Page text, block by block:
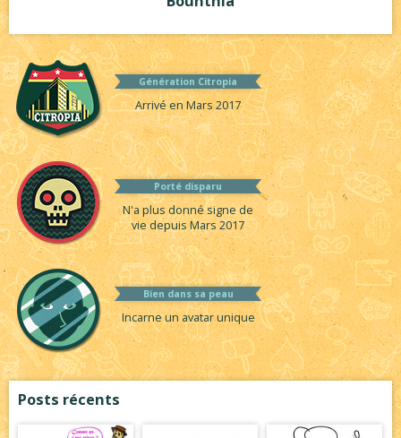
Génération Citropia
Arrivé en Mars 2017
Porté disparu
N'a plus donné signe de
vie depuis Mars 2017
Bien dans sa peau
Incarne un avatar unique
Posts récents